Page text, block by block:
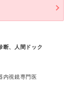
断、人間ドック
内視鏡専門医